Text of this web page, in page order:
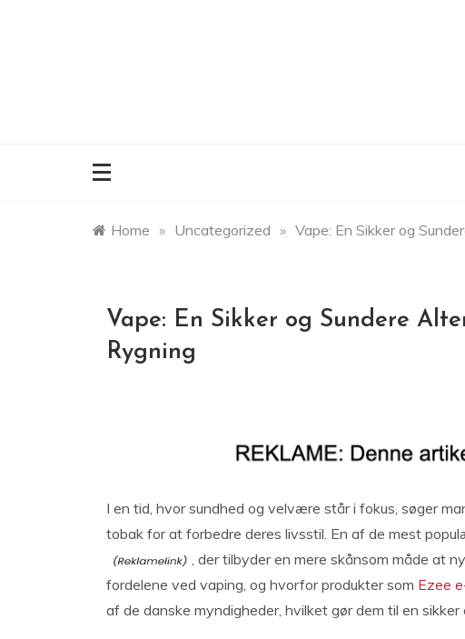
Home » Uncategorized » Vape: En Sikker og
Vape: En Sikker og Sundere
Rygning
I en tid, hvor sundhed og velvære står i fokus, søger
tobak for at forbedre deres livsstil. En af de mest
, der tilbyder en mere skånsom måde at
fordelene ved vaping, og hvorfor produkter som Ezee
af de danske myndigheder, hvilket gør dem til en